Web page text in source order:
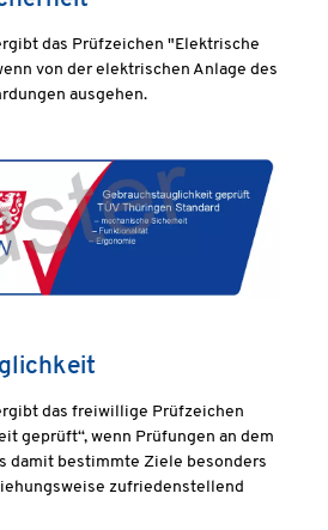
das Prüfzeichen "Elektrische
von der elektrischen Anlage des
ausgehen.
das freiwillige Prüfzeichen
geprüft“, wenn Prüfungen an dem
damit bestimmte Ziele besonders
zufriedenstellend